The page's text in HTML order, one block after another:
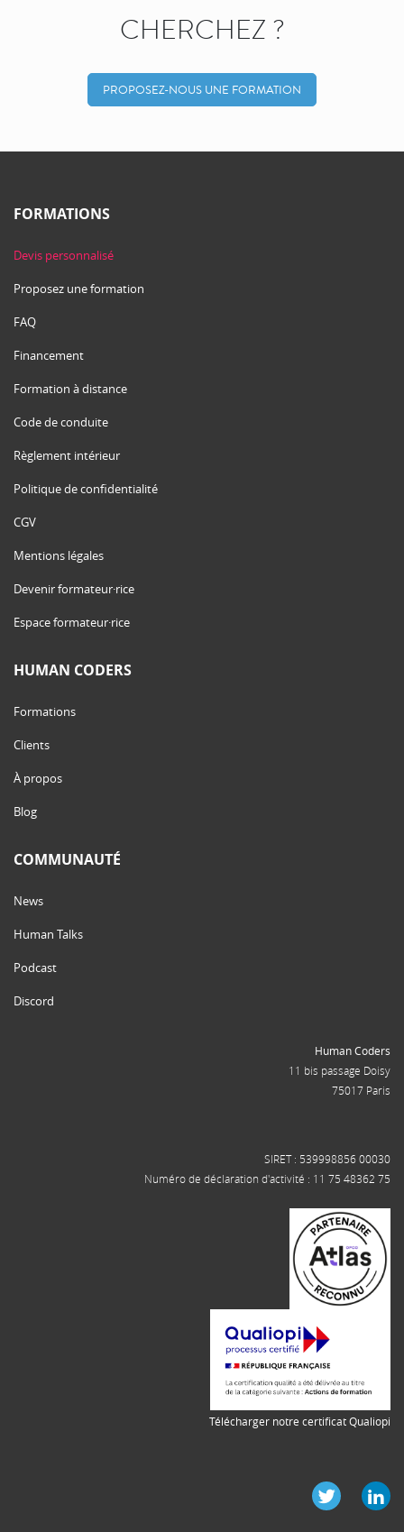
CHERCHEZ ?
PROPOSEZ-NOUS UNE FORMATION
FORMATIONS
Devis personnalisé
Proposez une formation
FAQ
Financement
Formation à distance
Code de conduite
Règlement intérieur
Politique de confidentialité
CGV
Mentions légales
Devenir formateur·rice
Espace formateur·rice
HUMAN CODERS
Formations
Clients
À propos
Blog
COMMUNAUTÉ
News
Human Talks
Podcast
Discord
Human Coders
11 bis passage Doisy
75017 Paris
SIRET : 539998856 00030
Numéro de déclaration d'activité : 11 75 48362 75
Télécharger notre certificat Qualiopi